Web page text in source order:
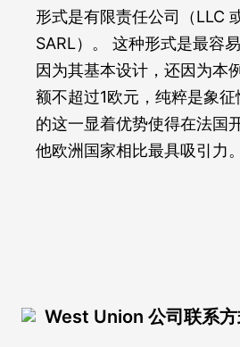
形式是有限责任公司（LLC
SARL）。 这种形式是最容
因为其基本设计，还因为本
额不超过1欧元，纯粹是象
的这一显着优势使得在法国
他欧洲国家相比最具吸引力。
West Union 公司联系